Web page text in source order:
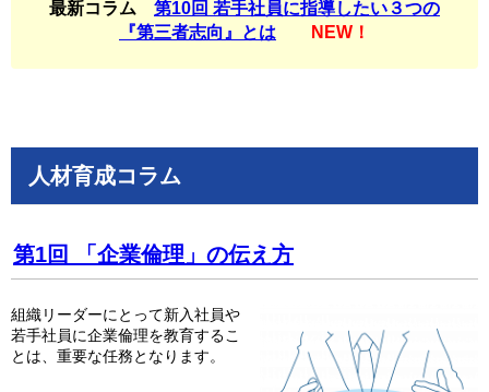
最新コラム
第10回 若手社員に指導したい３つの
『第三者志向』とは
NEW！
人材育成コラム
第1回 「企業倫理」の伝え方
組織リーダーにとって新入社員や
若手社員に企業倫理を教育するこ
とは、重要な任務となります。